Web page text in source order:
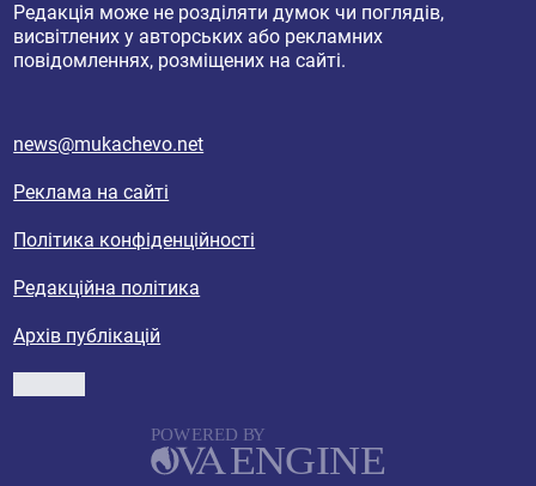
Редакція може не розділяти думок чи поглядів,
висвітлених у авторських або рекламних
повідомленнях, розміщених на сайті.
news@mukachevo.net
Реклама на сайті
Політика конфіденційності
Редакційна політика
Архів публікацій